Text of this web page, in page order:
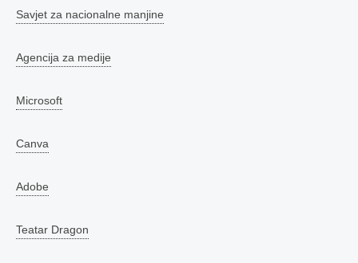
Savjet za nacionalne manjine
Agencija za medije
Microsoft
Canva
Adobe
Teatar Dragon